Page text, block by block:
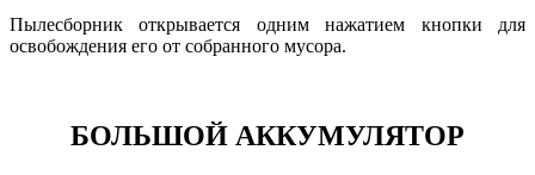
Пылесборник открывается одним нажатием кнопки для
освобождения его от собранного мусора.
БОЛЬШОЙ АККУМУЛЯТОР